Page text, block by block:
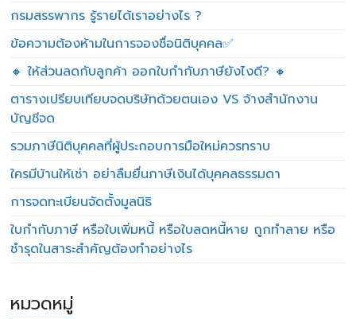
กรมสรรพากร รู้รายได้เราอย่างไร ?
ข้อความต้องห้ามในการจองชื่อนิติบุคคล✅
🔸 ให้ส่วนลดกับลูกค้า ออกใบกำกับภาษียังไงดี? 🔸
ตารางเปรียบเทียบจดบริษัทด้วยตนเอง VS จ้างสำนักงาน
บัญชีจด
รวมภาษีนิติบุคคลที่ผู้ประกอบการมือใหม่ควรทราบ
ใครมีบ้านให้เช่า อย่าลืมยื่นภาษีเงินได้บุคคลธรรมดา
การจดทะเบียนจัดตั้งมูลนิธิ
ใบกำกับภาษี หรือใบเพิ่มหนี้ หรือใบลดหนี้หาย ถูกทำลาย หรือ
ชำรุดในสาระสำคัญต้องทำอย่างไร
หมวดหมู่